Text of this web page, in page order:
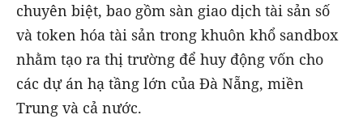
chuyên biệt, bao gồm sàn giao dịch tài sản số
và token hóa tài sản trong khuôn khổ sandbox
nhằm tạo ra thị trường để huy động vốn cho
các dự án hạ tầng lớn của Đà Nẵng, miền
Trung và cả nước.